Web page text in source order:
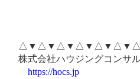
株式会社ハウジングコンサ
https://hocs.jp